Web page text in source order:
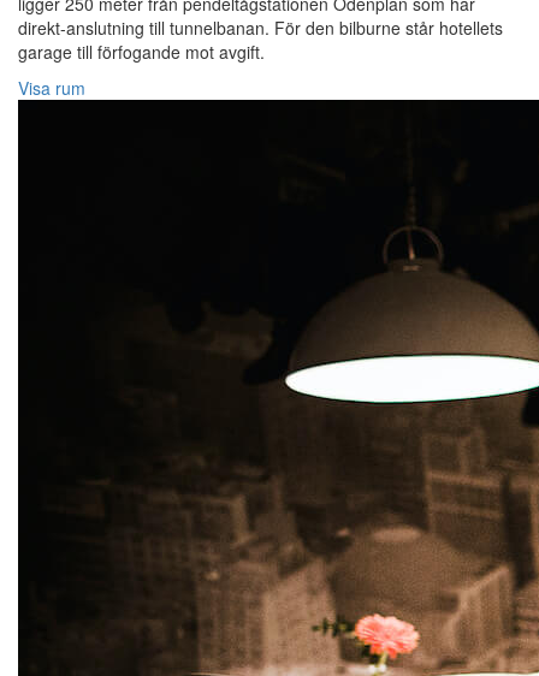
direkt-anslutning till tunnelbanan. För den bilburne står hotellets
garage till förfogande mot avgift.
Visa rum